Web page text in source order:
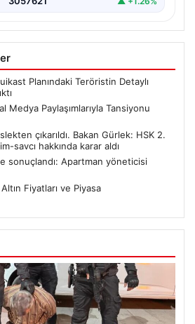
Planındaki Teröristin Detaylı
Medya Paylaşımlarıyla Tansiyonu
çıkarıldı. Bakan Gürlek: HSK 2.
savcı hakkında karar aldı
sonuçlandı: Apartman yöneticisi
Fiyatları ve Piyasa